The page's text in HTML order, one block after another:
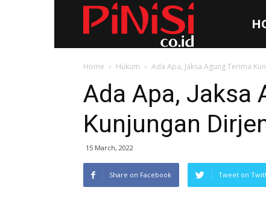
Home Hukum Ada Apa, Jaksa Agung Terima
Ada Apa, Jaksa
Kunjungan
15 March, 2022
Share on Facebook Tweet on